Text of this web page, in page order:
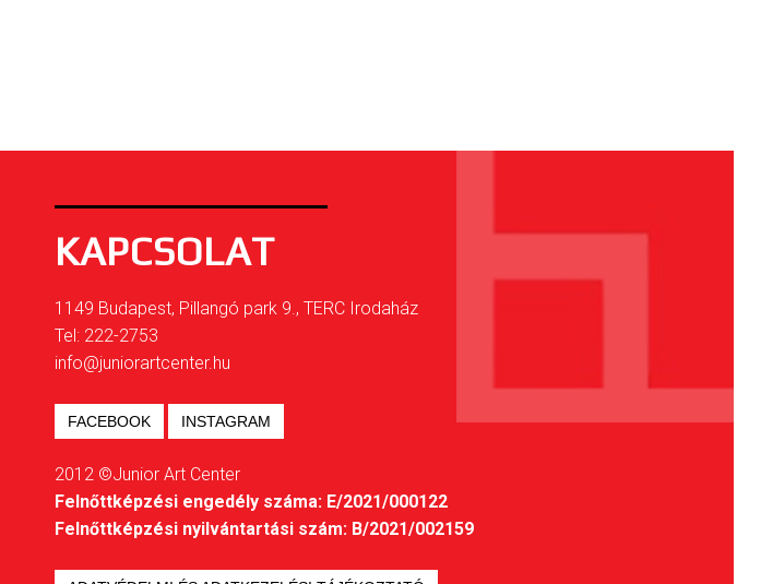
KAPCSOLAT
1149 Budapest, Pillangó park 9., TERC Irodaház
Tel: 222-2753
info@juniorartcenter.hu
FACEBOOK INSTAGRAM
2012 ©Junior Art Center
Felnőttképzési engedély száma: E/2021/000122
Felnőttképzési nyilvántartási szám: B/2021/002159